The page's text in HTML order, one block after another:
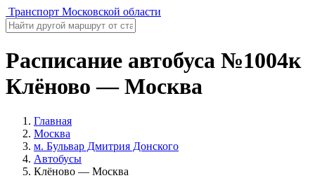
Транспорт Московской области
Расписание автобуса №1004к
Клёново — Москва
Главная
Москва
м. Бульвар Дмитрия Донского
Автобусы
Клёново — Москва